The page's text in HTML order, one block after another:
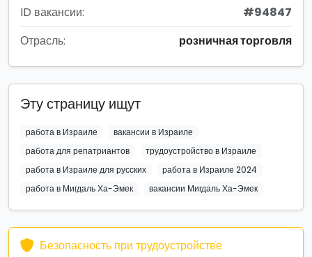
ID вакансии:
#94847
Отрасль:
розничная торговля
Эту страницу ищут
работа в Израиле
вакансии в Израиле
работа для репатриантов
трудоустройство в Израиле
работа в Израиле для русских
работа в Израиле 2024
работа в Мигдаль Ха-Эмек
вакансии Мигдаль Ха-Эмек
Безопасность при трудоустройстве